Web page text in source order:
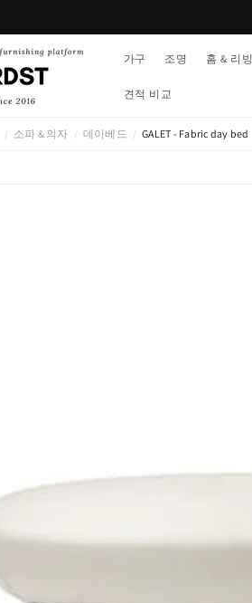
가구 조명 홈 & 리빙
견적 비교
/ 소파 & 의자 / 데이베드 / GALET - Fabric day bed